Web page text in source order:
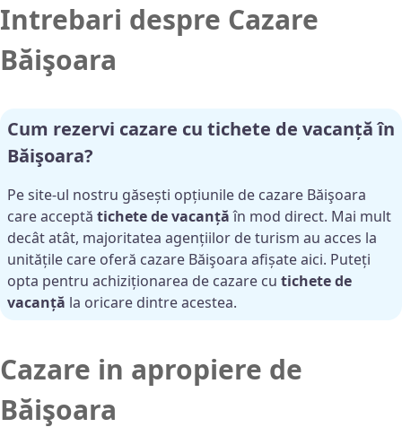
Intrebari despre Cazare
Băişoara
Cum rezervi cazare cu tichete de vacanțăîn
Băişoara?
Pe site-ul nostru găsești opțiunile de cazare Băişoara
care acceptă tichete de vacanțăîn mod direct. Mai mult
decât atât, majoritatea agențiilor de turism au acces la
unitățile care oferă cazare Băişoara afișate aici. Puteți
opta pentru achiziționarea de cazare cu tichete de
vacanță la oricare dintre acestea.
Cazare in apropiere de
Băişoara